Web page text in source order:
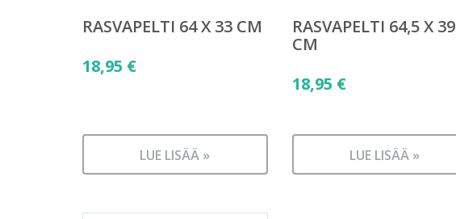
RASVAPELTI 64 X 33 CM
18,95 €
LUE LISÄÄ »
RASVAPELTI 64,5 X 39
CM
18,95 €
LUE LISÄÄ »